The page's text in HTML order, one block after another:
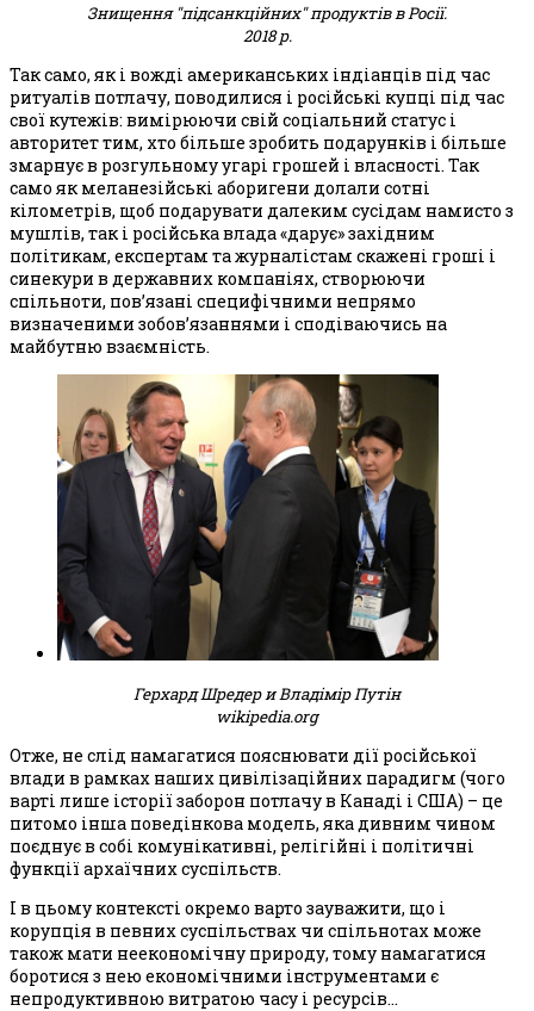
Знищення "підсанкційних" продуктів в Росії.
2018 р.
Так само, як і вожді американських індіанців під час
ритуалів потлачу, поводилися і російські купці під час
свої кутежів: вимірюючи свій соціальний статус і
авторитет тим, хто більше зробить подарунків і більше
змарнує в розгульному угарі грошей і власності. Так
само як меланезійські аборигени долали сотні
кілометрів, щоб подарувати далеким сусідам намисто з
мушлів, так і російська влада «дарує» західним
політикам, експертам та журналістам скажені гроші і
синекури в державних компаніях, створюючи
спільноти, пов’язані специфічними непрямо
визначеними зобов’язаннями і сподіваючись на
майбутню взаємність.
Герхард Шредер и Владімір Путін
wikipedia.org
Отже, не слід намагатися пояснювати дії російської
влади в рамках наших цивілізаційних парадигм (чого
варті лише історії заборон потлачу в Канаді і США) – це
питомо інша поведінкова модель, яка дивним чином
поєднує в собі комунікативні, релігійні і політичні
функції архаїчних суспільств.
І в цьому контексті окремо варто зауважити, що і
корупція в певних суспільствах чи спільнотах може
також мати неекономічну природу, тому намагатися
боротися з нею економічними інструментами є
непродуктивною витратою часу і ресурсів…